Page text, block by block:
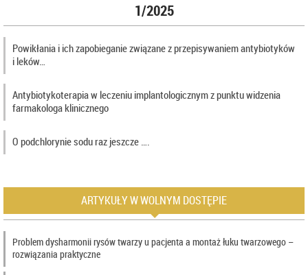
1/2025
Powikłania i ich zapobieganie związane z przepisywaniem antybiotyków
i leków…
Antybiotykoterapia w leczeniu implantologicznym z punktu widzenia
farmakologa klinicznego
O podchlorynie sodu raz jeszcze ….
ARTYKUŁY W WOLNYM DOSTĘPIE
Problem dysharmonii rysów twarzy u pacjenta a montaż łuku twarzowego –
rozwiązania praktyczne